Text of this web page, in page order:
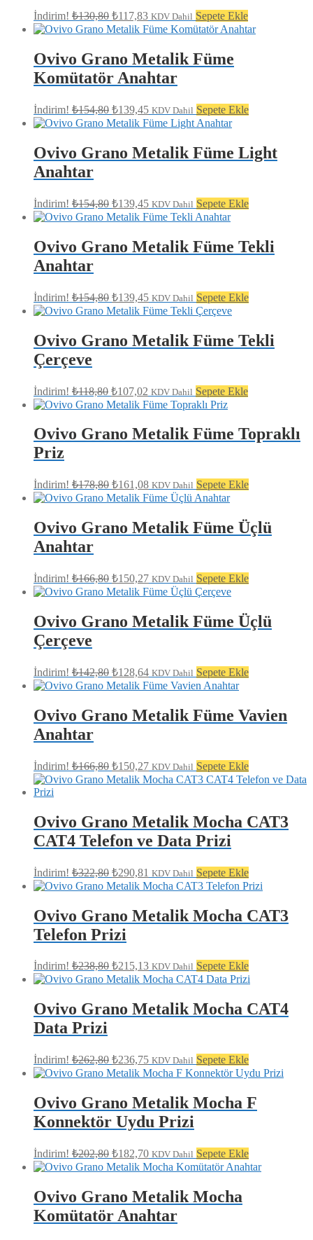
İndirim! ₺130,80 Orijinal
fiyat:
₺117,83 Şu
andaki
fiyat:
₺117,83.
KDV Dahil Sepete Ekle
Ovivo Grano Metalik Füme
Komütatör Anahtar
İndirim! ₺154,80 Orijinal
fiyat:
₺139,45 Şu
andaki
fiyat:
₺139,45.
KDV Dahil Sepete Ekle
Ovivo Grano Metalik Füme Light
Anahtar
İndirim! ₺154,80 Orijinal
fiyat:
₺139,45 Şu
andaki
fiyat:
₺139,45.
KDV Dahil Sepete Ekle
Ovivo Grano Metalik Füme Tekli
Anahtar
İndirim! ₺154,80 Orijinal
fiyat:
₺139,45 Şu
andaki
fiyat:
₺139,45.
KDV Dahil Sepete Ekle
Ovivo Grano Metalik Füme Tekli
Çerçeve
İndirim! ₺118,80 Orijinal
fiyat:
₺107,02 Şu
andaki
fiyat:
₺107,02.
KDV Dahil Sepete Ekle
Ovivo Grano Metalik Füme Topraklı
Priz
İndirim! ₺178,80 Orijinal
fiyat:
₺161,08 Şu
andaki
fiyat:
₺161,08.
KDV Dahil Sepete Ekle
Ovivo Grano Metalik Füme Üçlü
Anahtar
İndirim! ₺166,80 Orijinal
fiyat:
₺150,27Şu
andaki
fiyat:
₺150,27.
KDV Dahil Sepete Ekle
Ovivo Grano Metalik Füme Üçlü
Çerçeve
İndirim! ₺142,80 Orijinal
fiyat:
₺128,64 Şu
andaki
fiyat:
₺128,64.
KDV Dahil Sepete Ekle
Ovivo Grano Metalik Füme Vavien
Anahtar
İndirim! ₺166,80 Orijinal
fiyat:
₺150,27Şu
andaki
fiyat:
KDV Dahil Sepete Ekle
Ovivo Grano Metalik Mocha CAT3
CAT4 Telefon ve Data Prizi
İndirim! ₺322,80 Orijinal
fiyat:
₺290,81 Şu
andaki
fiyat:
₺290,81.
KDV Dahil Sepete Ekle
Ovivo Grano Metalik Mocha CAT3
Telefon Prizi
İndirim! ₺238,80 Orijinal
fiyat:
₺215,13 Şu
andaki
fiyat:
₺215,13.
KDV Dahil Sepete Ekle
Ovivo Grano Metalik Mocha CAT4
Data Prizi
İndirim! ₺262,80 Orijinal
fiyat:
₺236,75 Şu
andaki
fiyat:
₺236,75.
KDV Dahil Sepete Ekle
Ovivo Grano Metalik Mocha F
Konnektör Uydu Prizi
İndirim! ₺202,80 Orijinal
fiyat:
₺182,70Şu
andaki
fiyat:
₺182,70.
KDV Dahil Sepete Ekle
Ovivo Grano Metalik Mocha
Komütatör Anahtar